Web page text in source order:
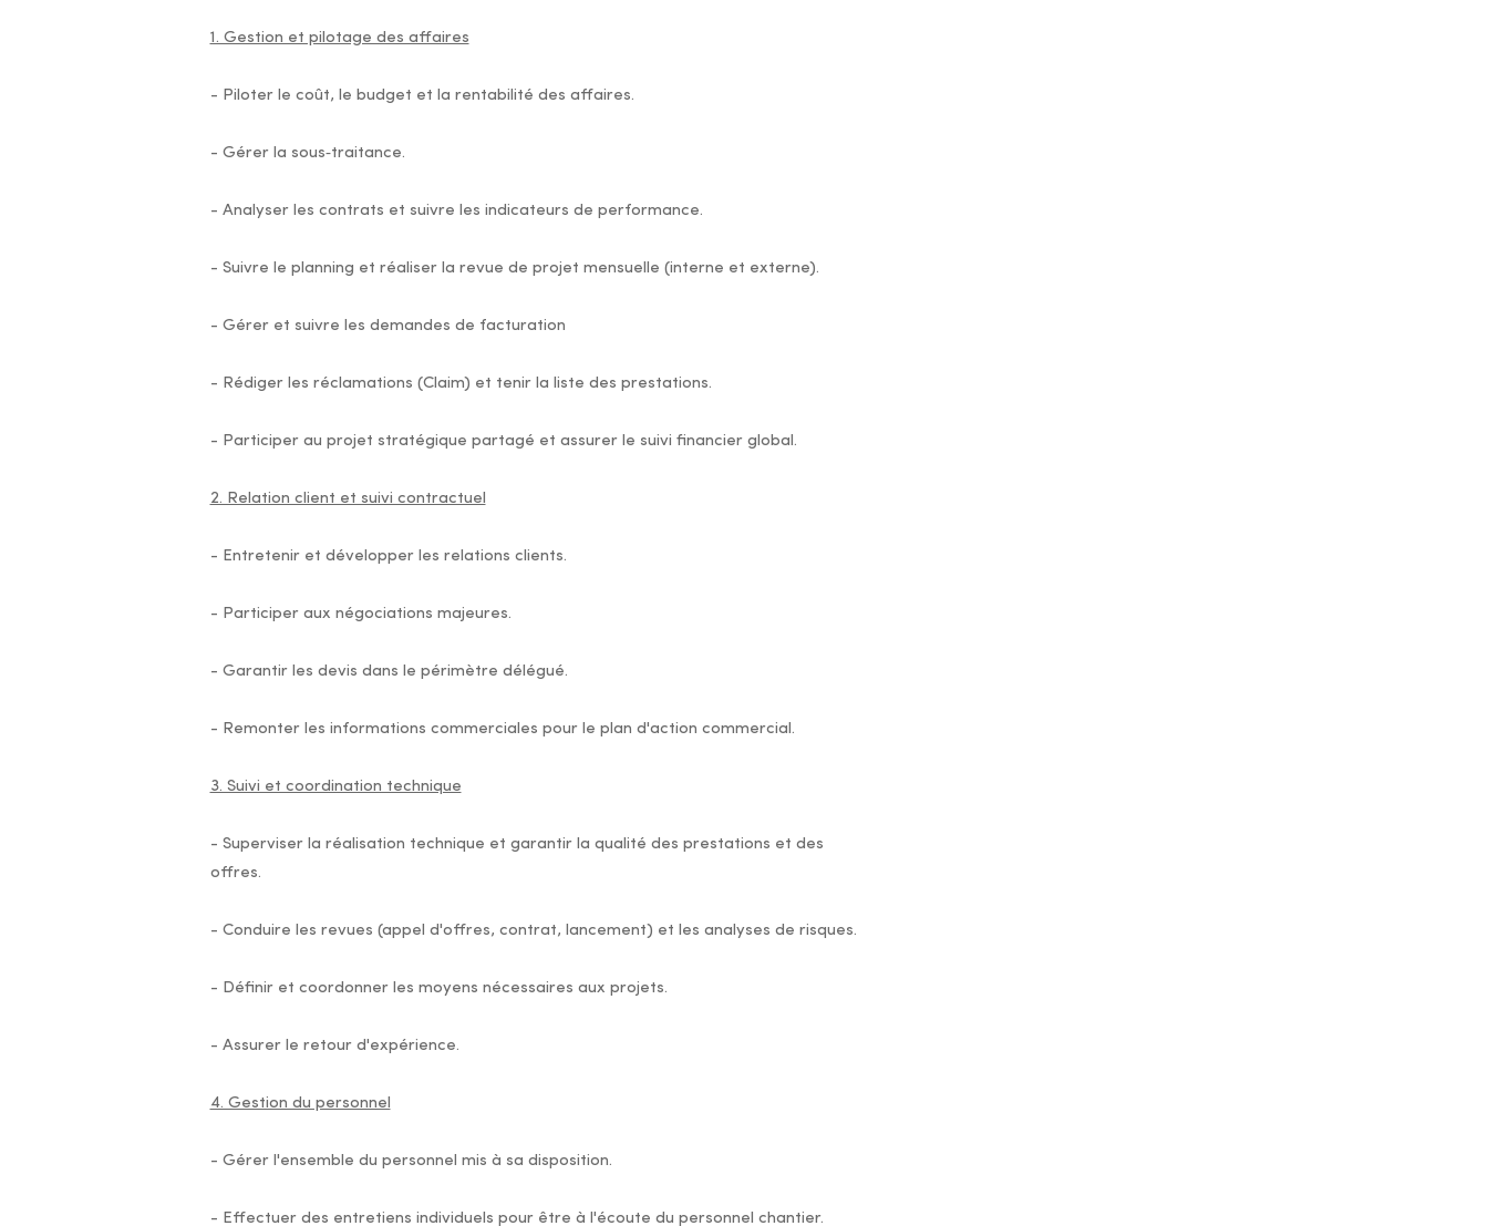
1. Gestion et pilotage des affaires
- Piloter le coût, le budget et la rentabilité des affaires.
- Gérer la sous‑traitance.
- Analyser les contrats et suivre les indicateurs de performance.
- Suivre le planning et réaliser la revue de projet mensuelle (interne et externe).
- Gérer et suivre les demandes de facturation
- Rédiger les réclamations (Claim) et tenir la liste des prestations.
- Participer au projet stratégique partagé et assurer le suivi financier global.
2. Relation client et suivi contractuel
- Entretenir et développer les relations clients.
- Participer aux négociations majeures.
- Garantir les devis dans le périmètre délégué.
- Remonter les informations commerciales pour le plan d'action commercial.
3. Suivi et coordination technique
- Superviser la réalisation technique et garantir la qualité des prestations et des
offres.
- Conduire les revues (appel d'offres, contrat, lancement) et les analyses de risques.
- Définir et coordonner les moyens nécessaires aux projets.
- Assurer le retour d'expérience.
4. Gestion du personnel
- Gérer l'ensemble du personnel mis à sa disposition.
- Effectuer des entretiens individuels pour être à l'écoute du personnel chantier.